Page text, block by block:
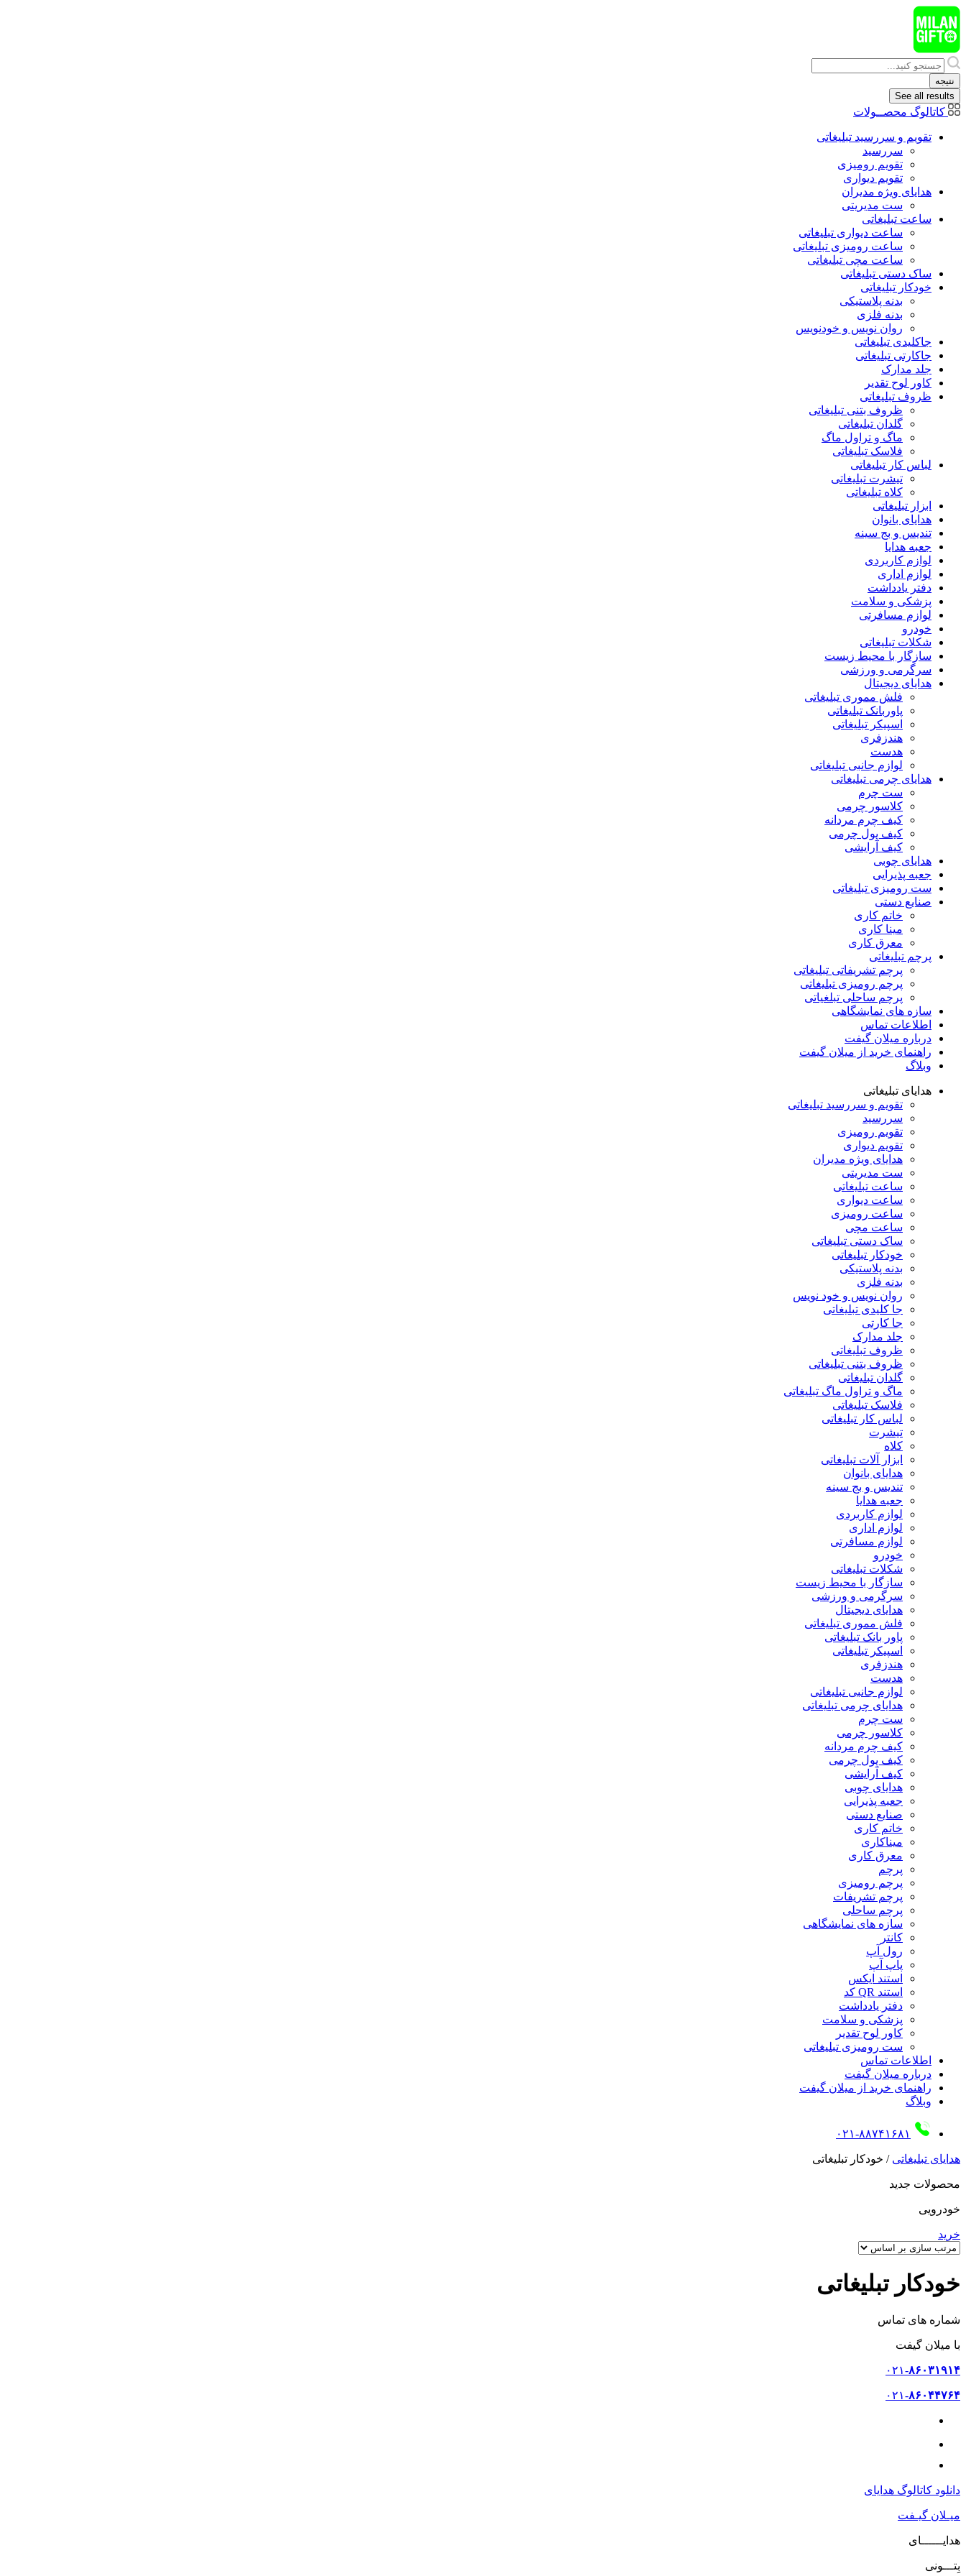
پرش
به
محتوا
Search
...
نتیجه
See all results
کاتالوگ محصــولات
تقویم و سررسید تبلیغاتی
سررسید
تقویم رومیزی
تقویم دیواری
هدایای ويژه مدیران
ست مدیریتی
ساعت تبلیغاتی
ساعت دیواری تبلیغاتی
ساعت رومیزی تبلیغاتی
ساعت مچی تبلیغاتی
ساک دستی تبلیغاتی
خودکار تبلیغاتی
بدنه پلاستیکی
بدنه فلزی
روان نویس و خودنویس
جاکلیدی تبلیغاتی
جاکارتی تبلیغاتی
جلد مدارک
کاور لوح تقدیر
ظروف تبلیغاتی
ظروف بتنی تبلیغاتی
گلدان تبلیغاتی
ماگ و تراول ماگ
فلاسک تبلیغاتی
لباس کار تبلیغاتی
تیشرت تبلیغاتی
کلاه تبلیغاتی
ابزار تبلیغاتی
هدایای بانوان
تندیس و بج سینه
جعبه هدایا
لوازم کاربردی
لوازم اداری
دفتر یادداشت
پزشکی و سلامت
لوازم مسافرتی
خودرو
شکلات تبلیغاتی
سازگار با محیط زیست
سرگرمی و ورزشی
هدایای دیجیتال
فلش مموری تبلیغاتی
پاوربانک تبلیغاتی
اسپیکر تبلیغاتی
هندزفری
هدست
لوازم جانبی تبلیغاتی
هدایای چرمی تبلیغاتی
ست چرم
کلاسور چرمی
کیف چرم مردانه
کیف پول چرمی
کیف آرایشی
هدایای چوبی
جعبه پذیرایی
ست رومیزی تبلیغاتی
صنایع دستی
خاتم کاری
مینا کاری
معرق کاری
پرچم تبلیغاتی
پرچم تشریفاتی تبلیغاتی
پرچم رومیزی تبلیغاتی
پرچم ساحلی تبلغیاتی
سازه های نمایشگاهی
اطلاعات تماس
درباره میلان گیفت
راهنمای خرید از میلان گیفت
وبلاگ
هدایای تبلیغاتی
تقویم و سررسید تبلیغاتی
سررسید
تقویم رومیزی
تقویم دیواری
هدایای ویژه مدیران
ست مدیریتی
ساعت تبلیغاتی
ساعت دیواری
ساعت رومیزی
ساعت مچی
ساک دستی تبلیغاتی
خودکار تبلیغاتی
بدنه پلاستیکی
بدنه فلزی
روان نویس و خود نویس
جا کلیدی تبلیغاتی
جا کارتی
جلد مدارک
ظروف تبلیغاتی
ظروف بتنی تبلیغاتی
گلدان تبلیغاتی
ماگ و تراول ماگ تبلیغاتی
فلاسک تبلیغاتی
لباس کار تبلیغاتی
تیشرت
کلاه
ابزار آلات تبلیغاتی
هدایای بانوان
تندیس و بج سینه
جعبه هدایا
لوازم کاربردی
لوازم اداری
لوازم مسافرتی
خودرو
شکلات تبلیغاتی
سازگار با محیط زیست
سرگرمی و ورزشی
هدایای دیجیتال
فلش مموری تبلیغاتی
پاور بانک تبلیغاتی
اسپیکر تبلیغاتی
هندزفری
هدست
لوازم جانبی تبلیغاتی
هدایای چرمی تبلیغاتی
ست چرم
کلاسور چرمی
کیف چرم مردانه
کیف پول چرمی
کیف آرایشی
هدایای چوبی
جعبه پذیرایی
صنایع دستی
خاتم کاری
میناکاری
معرق کاری
پرچم
پرچم رومیزی
پرچم تشریفات
پرچم ساحلی
سازه های نمایشگاهی
کانتر
رول آپ
پاپ آپ
استند ایکس
استند QR کد
دفتر یادداشت
پزشکی و سلامت
کاور لوح تقدیر
ست رومیزی تبلیغاتی
اطلاعات تماس
درباره میلان گیفت
راهنمای خرید از میلان گیفت
وبلاگ
۰۲۱-۸۸۷۴۱۶۸۱
هدایای تبلیغاتی / خودکار تبلیغاتی
محصولات جدید
خودرویی
خرید
خودکار تبلیغاتی
شماره های تماس
با میلان گیفت
۰۲۱-۸۶۰۳۱۹۱۴
۰۲۱-۸۶۰۴۴۷۶۴
دانلود کاتالوگ هدایای
میـلان گیـفت
هدایــــــای
بِتـــونی